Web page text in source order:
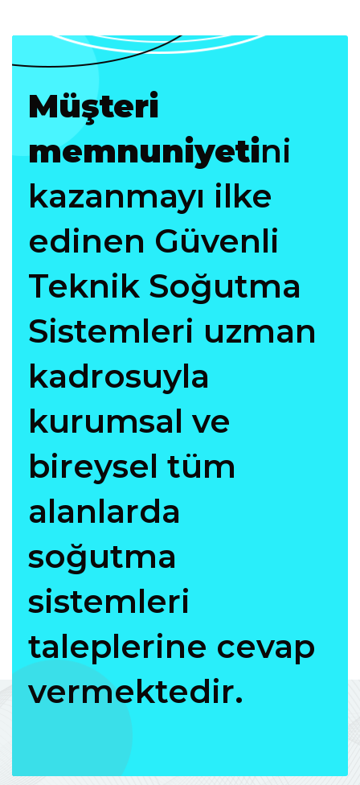
Müşteri
memnuniyetini
kazanmayı ilke
edinen Güvenli
Teknik Soğutma
Sistemleri uzman
kadrosuyla
kurumsal ve
bireysel tüm
alanlarda
soğutma
sistemleri
taleplerine cevap
vermektedir.